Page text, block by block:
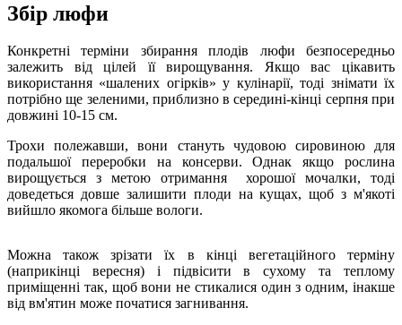
Збір люфи
Конкретні терміни збирання плодів люфи безпосередньо
залежить від цілей її вирощування. Якщо вас цікавить
використання «шалених огірків» у кулінарії, тоді знімати їх
потрібно ще зеленими, приблизно в середині-кінці серпня при
довжині 10-15 см.
Трохи полежавши, вони стануть чудовою сировиною для
подальшої переробки на консерви. Однак якщо рослина
вирощується з метою отримання хорошої мочалки, тоді
доведеться довше залишити плоди на кущах, щоб з м'якоті
вийшло якомога більше вологи.
Можна також зрізати їх в кінці вегетаційного терміну
(наприкінці вересня) і підвісити в сухому та теплому
приміщенні так, щоб вони не стикалися один з одним, інакше
від вм'ятин може початися загнивання.